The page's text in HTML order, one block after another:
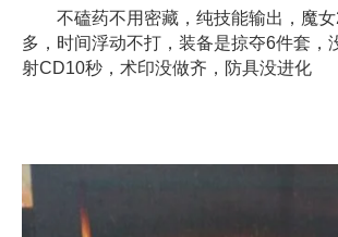
不磕药不用密藏，纯技能输出，魔女
多，时间浮动不打，装备是掠夺6件套，
射CD10秒，术印没做齐，防具没进化